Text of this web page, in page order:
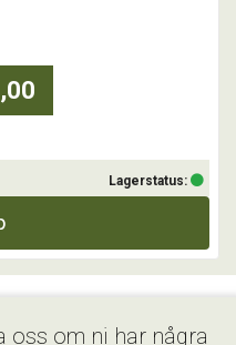
Lagerstatus:
oss om ni har några